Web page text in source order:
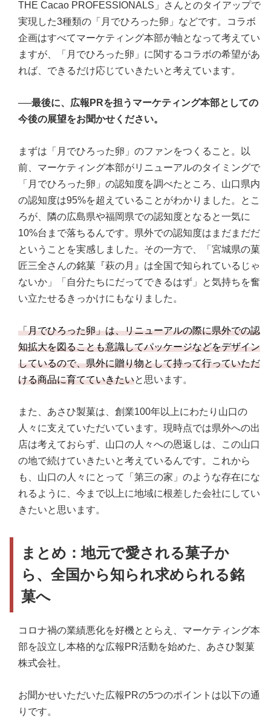
THE Cacao PROFESSIONALS」さんとのタイアップで
実現した3種類の「月でひろった卵」などです。コラボ
企画はすべてマーケティング本部が軸となって考えてい
ますが、「月でひろった卵」に関するコラボの希望があ
れば、できるだけ応じていきたいと考えています。
──最後に、広報PRを担うマーケティング本部としての
今後の展望をお聞かせください。
まずは「月でひろった卵」のファンをつくること。以
前、マーケティング本部がリニューアルのタイミングで
「月でひろった卵」の認知度を調べたところ、山口県内
の認知度は95%を超えていることがわかりました。とこ
ろが、隣の広島県や福岡県での認知度となると一気に
10%台まで落ちるんです。県外での認知度はまだまだだ
ということを実感しました。その一方で、「宮城県の菓
匠三全さんの銘菓『萩の月』は全国で知られているじゃ
ないか」「自分たちにだってできるはず」と気持ちを奮
い立たせるきっかけにもなりました。
「月でひろった卵」は、リニューアルの際に県外での認
知拡大を図ることも意識してパッケージなどをデザイン
しているので、県外に贈り物として持って行っていただ
ける商品に育てていきたいと思います。
また、あさひ製菓は、創業100年以上にわたり山口の
人々に支えていただいています。現時点では県外への出
店は考えておらず、山口の人々への恩返しは、この山口
の地で続けていきたいと考えているんです。これから
も、山口の人々にとって「第三の家」のような存在にな
れるように、今まで以上に地域に根差した会社にしてい
きたいと思います。
まとめ：地元で愛される菓子か
ら、全国から知られ求められる銘
菓へ
コロナ禍の業績悪化を好機ととらえ、マーケティング本
部を設立し本格的な広報PR活動を始めた、あさひ製菓
株式会社。
お聞かせいただいた広報PRの5つのポイントは以下の通
りです。